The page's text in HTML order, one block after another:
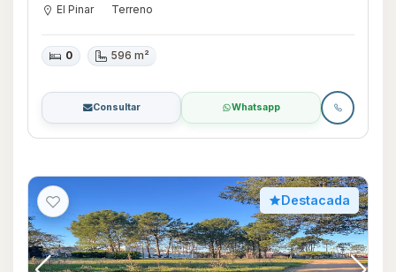
El Pinar Terreno
0 596 m²
Consultar Whatsapp
Destacada